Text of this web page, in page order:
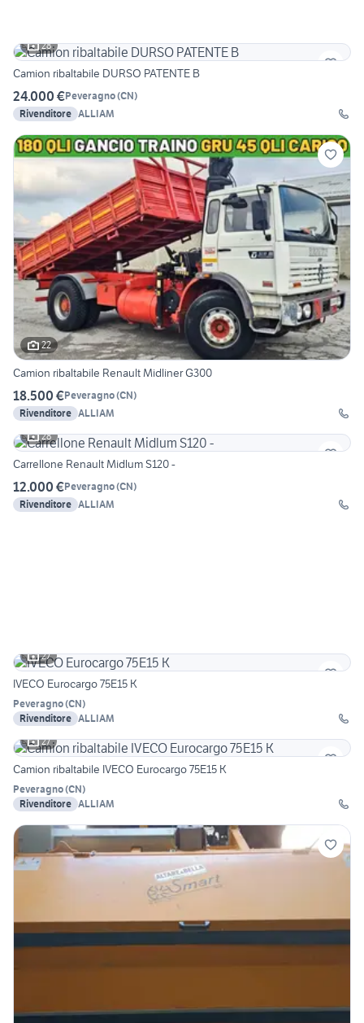
28
Camion ribaltabile DURSO PATENTE B
24.000 €Peveragno(CN)
Rivenditore ALLIAM
22
Camion ribaltabile Renault Midliner G300
18.500 €Peveragno(CN)
Rivenditore ALLIAM
28
Carrellone Renault Midlum S120 -
12.000 €Peveragno(CN)
Rivenditore ALLIAM
27
IVECO Eurocargo 75E15 K
Peveragno(CN)
Rivenditore ALLIAM
27
Camion ribaltabile IVECO Eurocargo 75E15 K
Peveragno(CN)
Rivenditore ALLIAM